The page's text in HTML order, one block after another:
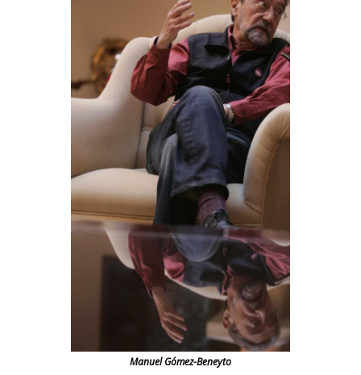
Manuel Gómez-Beneyto